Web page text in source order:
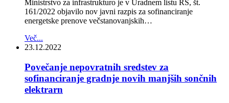
Ministrstvo za infrastrukturo je v Uradnem listu RS, št.
161/2022 objavilo nov javni razpis za sofinanciranje
energetske prenove večstanovanjskih…
Več...
23.12.2022
Povečanje nepovratnih sredstev za
sofinanciranje gradnje novih manjših sončnih
elektrarn